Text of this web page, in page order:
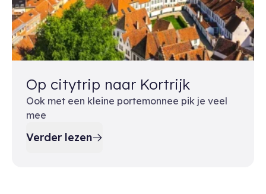
Op citytrip naar Kortrijk
Ook met een kleine portemonnee pik je veel
mee
Verder lezen